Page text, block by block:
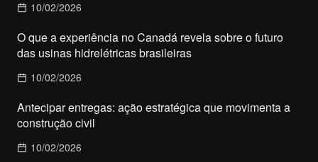
10/02/2026
O que a experiência no Canadá revela sobre o futuro
das usinas hidrelétricas brasileiras
10/02/2026
Antecipar entregas: ação estratégica que movimenta a
construção civil
10/02/2026